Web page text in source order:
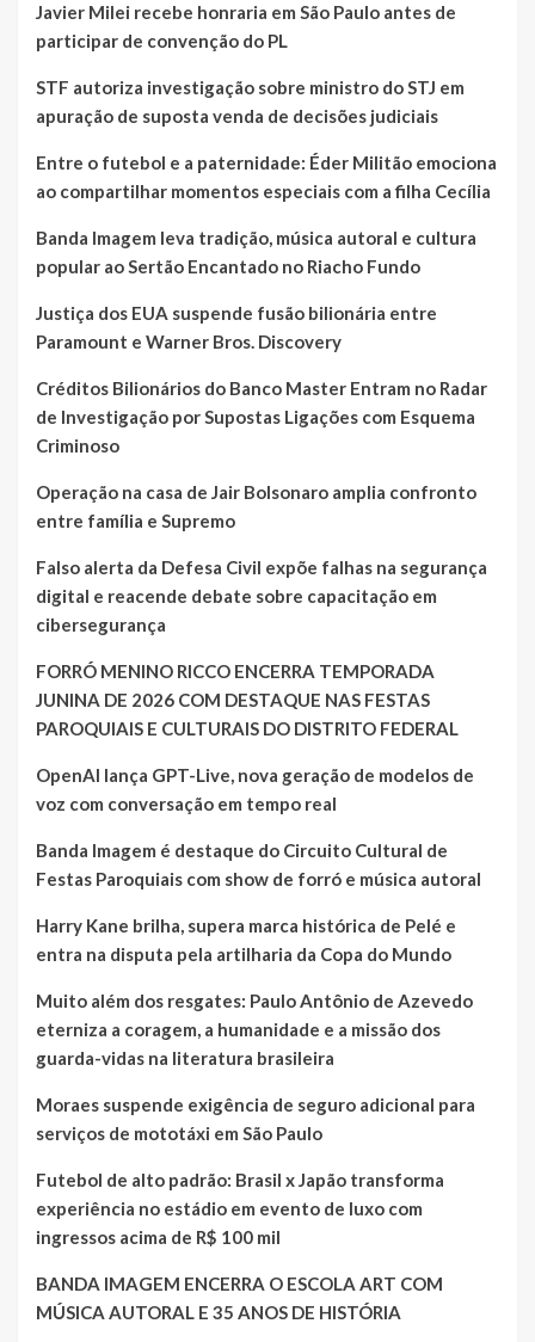
Javier Milei recebe honraria em São Paulo antes de
participar de convenção do PL
STF autoriza investigação sobre ministro do STJ em
apuração de suposta venda de decisões judiciais
Entre o futebol e a paternidade: Éder Militão emociona
ao compartilhar momentos especiais com a filha Cecília
Banda Imagem leva tradição, música autoral e cultura
popular ao Sertão Encantado no Riacho Fundo
Justiça dos EUA suspende fusão bilionária entre
Paramount e Warner Bros. Discovery
Créditos Bilionários do Banco Master Entram no Radar
de Investigação por Supostas Ligações com Esquema
Criminoso
Operação na casa de Jair Bolsonaro amplia confronto
entre família e Supremo
Falso alerta da Defesa Civil expõe falhas na segurança
digital e reacende debate sobre capacitação em
cibersegurança
FORRÓ MENINO RICCO ENCERRA TEMPORADA
JUNINA DE 2026 COM DESTAQUE NAS FESTAS
PAROQUIAIS E CULTURAIS DO DISTRITO FEDERAL
OpenAI lança GPT-Live, nova geração de modelos de
voz com conversação em tempo real
Banda Imagem é destaque do Circuito Cultural de
Festas Paroquiais com show de forró e música autoral
Harry Kane brilha, supera marca histórica de Pelé e
entra na disputa pela artilharia da Copa do Mundo
Muito além dos resgates: Paulo Antônio de Azevedo
eterniza a coragem, a humanidade e a missão dos
guarda-vidas na literatura brasileira
Moraes suspende exigência de seguro adicional para
serviços de mototáxi em São Paulo
Futebol de alto padrão: Brasil x Japão transforma
experiência no estádio em evento de luxo com
ingressos acima de R$ 100 mil
BANDA IMAGEM ENCERRA O ESCOLA ART COM
MÚSICA AUTORAL E 35 ANOS DE HISTÓRIA